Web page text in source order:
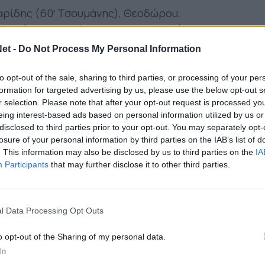
- Do Not Process My Personal Information
opt-out of the sale, sharing to third parties, or processing of your
for targeted advertising by us, please use the below opt-out
selection. Please note that after your opt-out request is processed
interest-based ads based on personal information utilized by us
to third parties prior to your opt-out. You may separately
of your personal information by third parties on the IAB’s list of
This information may also be disclosed by us to third parties on the
Participants that may further disclose it to other third parties.
Data Processing Opt Outs
opt-out of the Sharing of my personal data.
(60′ Τσουμάνης), Θεοδώρου,
Αναστασόπουλος, Νικολάου (46′
Παπαδόπουλος), Σοφιανόπουλος, Δήμνος,
Αγγελούλης, Χατζής, Τσέλα, Σούμπαση,
Πλακιάς), Κούκος, Κυριζάκης